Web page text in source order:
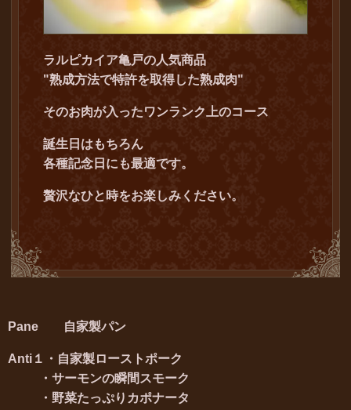
ラルピカイア亀戸の人気商品
"熟成方法で特許を取得した熟成肉"
そのお肉が入ったワンランク上のコース
誕生日はもちろん
各種記念日にも最適です。
贅沢なひと時をお楽しみください。
Pane 自家製パン
Anti１・自家製ローストポーク
・ サーモンの瞬間スモーク
・野菜たっぷりカポナータ